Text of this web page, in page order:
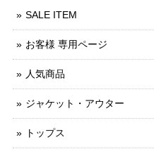
SALE ITEM
お客様 専用ページ
人気商品
ジャケット・アウター
トップス